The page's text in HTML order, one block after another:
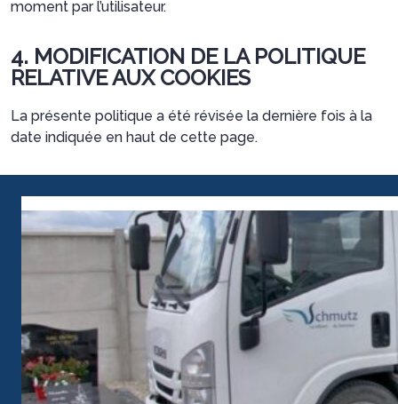
moment par l’utilisateur.
4. MODIFICATION DE LA POLITIQUE
RELATIVE AUX COOKIES
La présente politique a été révisée la dernière fois à la
date indiquée en haut de cette page.